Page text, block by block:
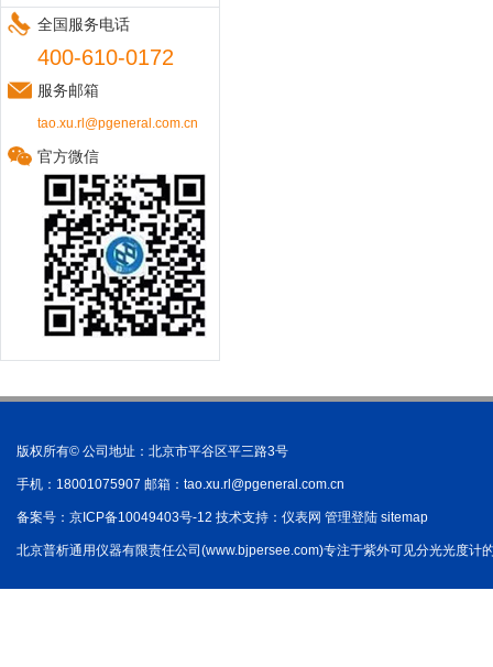
全国服务电话
400-610-0172
服务邮箱
tao.xu.rl@pgeneral.com.cn
官方微信
版权所有© 公司地址：北京市平谷区平三路3号
手机：18001075907 邮箱： tao.xu.rl@pgeneral.com.cn
备案号： 京ICP备10049403号-12 技术支持： 仪表网 管理登陆 sitemap
北京普析通用仪器有限责任公司(www.bjpersee.com)专注于紫外可见分光光度计